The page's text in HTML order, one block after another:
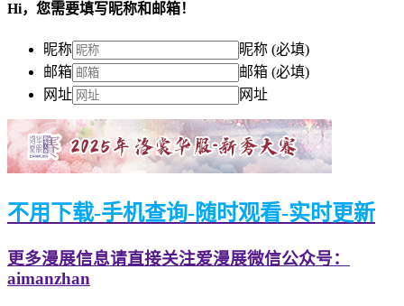
Hi，您需要填写昵称和邮箱！
昵称
昵称 (必填)
邮箱
邮箱 (必填)
网址
网址
不用下载-手机查询-随时观看-实时更新
更多漫展信息请直接关注爱漫展微信公众号：
aimanzhan